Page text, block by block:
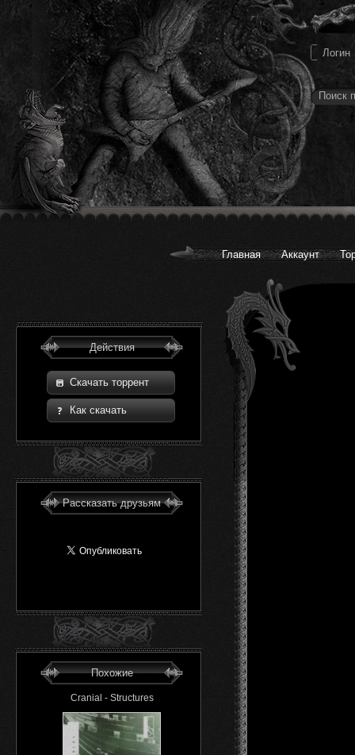
Главная Аккаунт
Действия
Скачать торрент
Как скачать
Рассказать друзьям
Похожие
Cranial - Structures